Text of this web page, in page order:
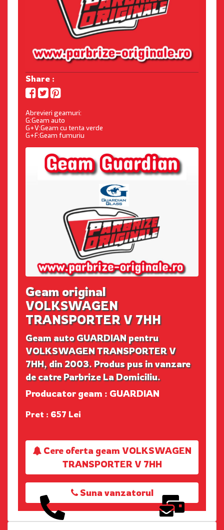
Share :
Abrevieri geamuri:
G:Geam auto
G+V:Geam cu tenta verde
G+F:Geam fumuriu
Geam original
VOLKSWAGEN
TRANSPORTER V 7HH
Geam auto GUARDIAN pentru
VOLKSWAGEN TRANSPORTER V
7HH, din 2003. Produs pus in vanzare
de catre Parbrize La Domiciliu.
Producator geam : GUARDIAN
Pret : 657 Lei
Cere oferta geam VOLKSWAGEN
TRANSPORTER V 7HH
Suna vanzatorul